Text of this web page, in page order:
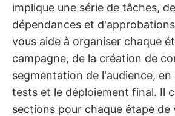
implique une série de tâches,
dépendances et
vous aide à organiser chaque
campagne, de la création de
segmentation de l'audience, en
tests et le déploiement final. Il
sections pour chaque étape